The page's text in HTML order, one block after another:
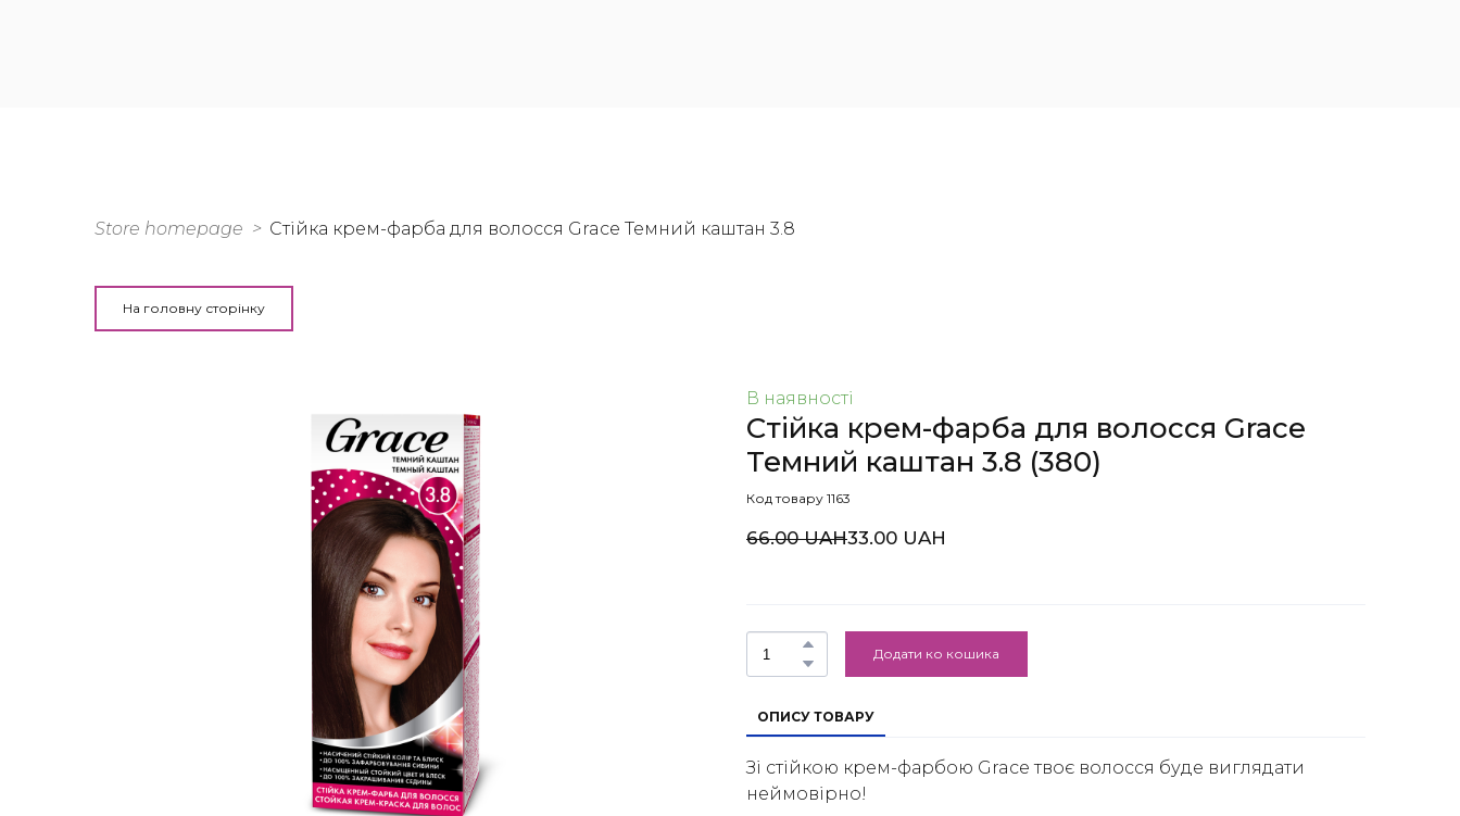
Store homepage Стійка крем-фарба для волосся Grace Темний каштан 3.8
На головну сторінку
В наявності
Стійка крем-фарба для волосся Grace
Темний каштан 3.8 (380)
Код товару 1163
66.00 UAH33.00 UAH
Додати ко кошика
ОПИСУ ТОВАРУ
Зі стійкою крем-фарбою Grace твоє волосся буде виглядати
неймовірно!